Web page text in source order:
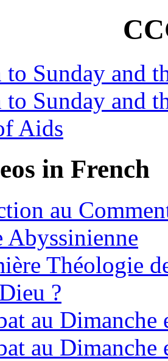
to Sunday and
to Sunday and
Aids
in French
au
Abyssinienne
Théologie
?
au Dimanche
au Dimanche